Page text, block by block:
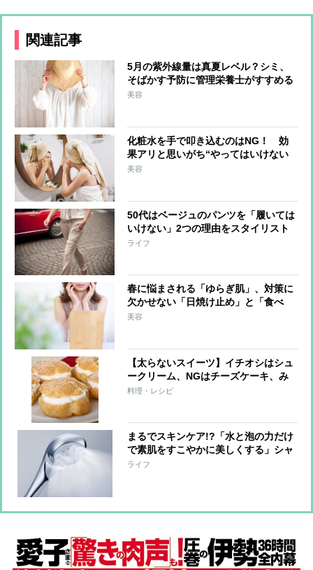
関連記事
5月の紫外線量は真夏レベル？シミ、
そばかす予防に管理栄養士がすすめる
食材＆漢方薬
美容
化粧水を手で叩き込むのはNG！ 効
果アリと思いがち“やってはいけない
美容法”
美容
50代はベージュのパンツを「履いては
いけない」2つの理由をスタイリスト
が解説
ライフ
春に悩まされる「ゆらぎ肌」、対策に
欠かせない「日焼け止め」と「食べ
物」
美容
【太らないスイーツ】イチオシはシュ
ークリーム、NGはチーズケーキ、み
たらし団子
料理・レシピ
まるでスキンケア!?「水と泡の力だけ
で素肌をすこやかに美しくする」シャ
ワーヘッド
ライフ